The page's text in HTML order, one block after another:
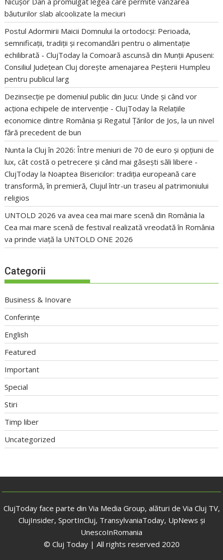
băuturilor slab alcoolizate la meciuri
Postul Adormirii Maicii Domnului la ortodocși: Perioada,
semnificații, tradiții și recomandări pentru o alimentație
echilibrată - ClujToday laComoară ascunsă din Munții Apuseni:
Consiliul Județean Cluj dorește amenajarea Peșterii Humpleu
pentru publicul larg
Dezinsecție pe domeniul public din Jucu: Unde și când vor
acționa echipele de intervenție - ClujToday la Relațiile
economice dintre România și Regatul Țărilor de Jos, la un nivel
fără precedent de bun
Nunta la Cluj în 2026: Între meniuri de 70 de euro și opțiuni de
lux, cât costă o petrecere și când mai găsești săli libere -
ClujToday la Noaptea Bisericilor: tradiția europeană care
transformă, în premieră, Clujul într-un traseu al patrimoniului
religios
UNTOLD 2026 va avea cea mai mare scenă din România la
Cea mai mare scenă de festival realizată vreodată în România
va prinde viață la UNTOLD ONE 2026
Categorii
Business & Inovare
Conferințe
English
Featured
Important
Special
Stiri
Timp liber
Uncategorized
ClujToday face parte din Via Media Group, alături de Via Cluj TV,
ClujInsider, SportInCluj, TransylvaniaToday, UpNews și
UnescoInRomania
© Cluj Today | All rights reserved 2020